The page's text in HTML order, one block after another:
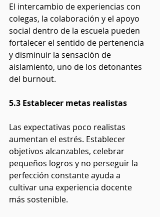
El intercambio de experiencias con
colegas, la colaboración y el apoyo
social dentro de la escuela pueden
fortalecer el sentido de pertenencia
y disminuir la sensación de
aislamiento, uno de los detonantes
del burnout.
5.3 Establecer metas realistas
Las expectativas poco realistas
aumentan el estrés. Establecer
objetivos alcanzables, celebrar
pequeños logros y no perseguir la
perfección constante ayuda a
cultivar una experiencia docente
más sostenible.